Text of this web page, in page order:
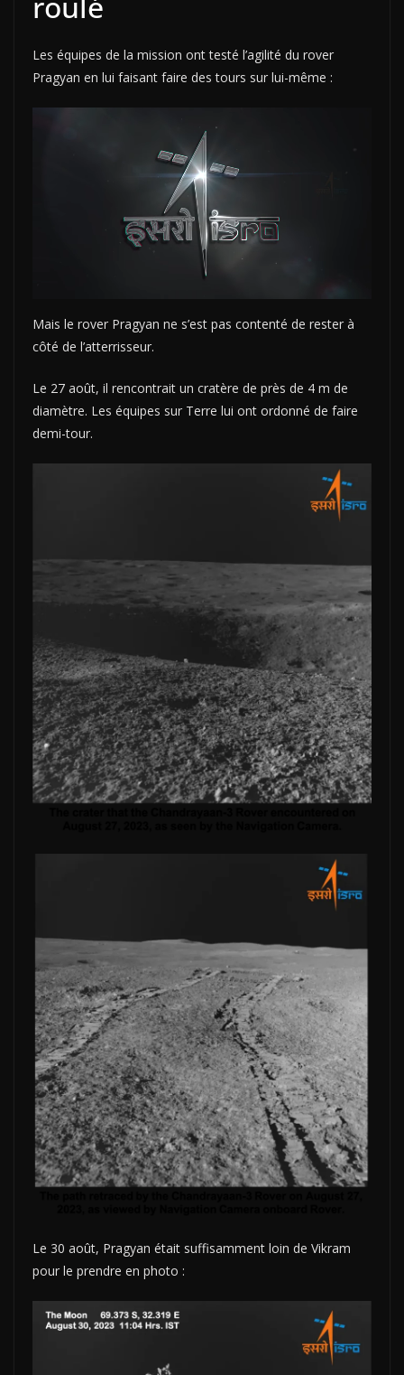
Les équipes de la mission ont testé l’agilité du rover
Pragyan en lui faisant faire des tours sur lui-même :
Mais le rover Pragyan ne s’est pas contenté de rester à
côté de l’atterrisseur.
Le 27 août, il rencontrait un cratère de près de 4 m de
diamètre. Les équipes sur Terre lui ont ordonné de faire
demi-tour.
Le 30 août, Pragyan était suffisamment loin de Vikram
pour le prendre en photo :